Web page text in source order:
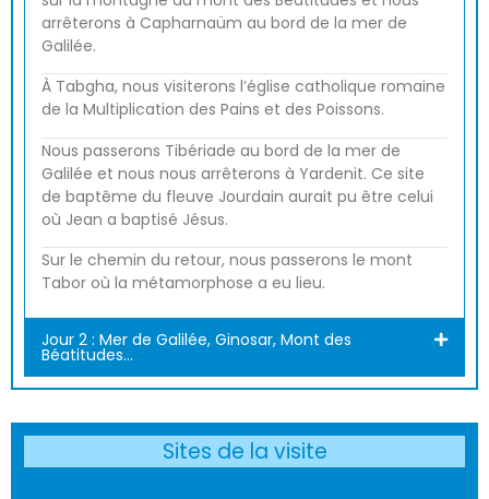
arrêterons à Capharnaüm au bord de la mer de
Galilée.
À Tabgha, nous visiterons l’église catholique romaine
de la Multiplication des Pains et des Poissons.
Nous passerons Tibériade au bord de la mer de
Galilée et nous nous arrêterons à Yardenit. Ce site
de baptême du fleuve Jourdain aurait pu être celui
où Jean a baptisé Jésus.
Sur le chemin du retour, nous passerons le mont
Tabor où la métamorphose a eu lieu.
Jour 2 : Mer de Galilée, Ginosar, Mont des
Béatitudes...
Sites de la visite